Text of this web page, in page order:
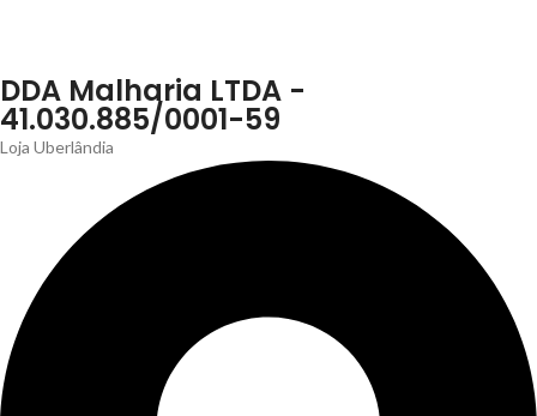
DDA Malharia LTDA -
41.030.885/0001-59
Loja Uberlândia